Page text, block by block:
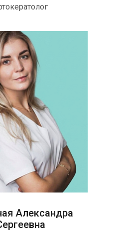
Александра